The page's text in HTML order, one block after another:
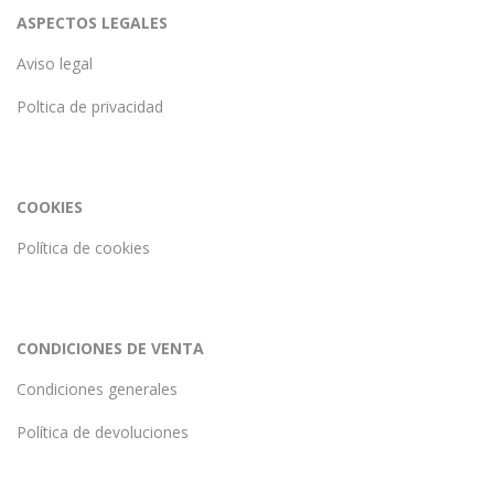
ASPECTOS LEGALES
Aviso legal
Poltica de privacidad
COOKIES
Política de cookies
CONDICIONES DE VENTA
Condiciones generales
Política de devoluciones